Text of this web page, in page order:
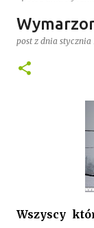
Najnowszy post
Ponad 4
Rady Gminy
2029. Bieg
wniosek o
Wnuk finalnie
post z dnia stycznia
Wszyscy